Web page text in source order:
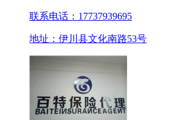
联系电话：17737939695
地址：伊川县文化南路53号